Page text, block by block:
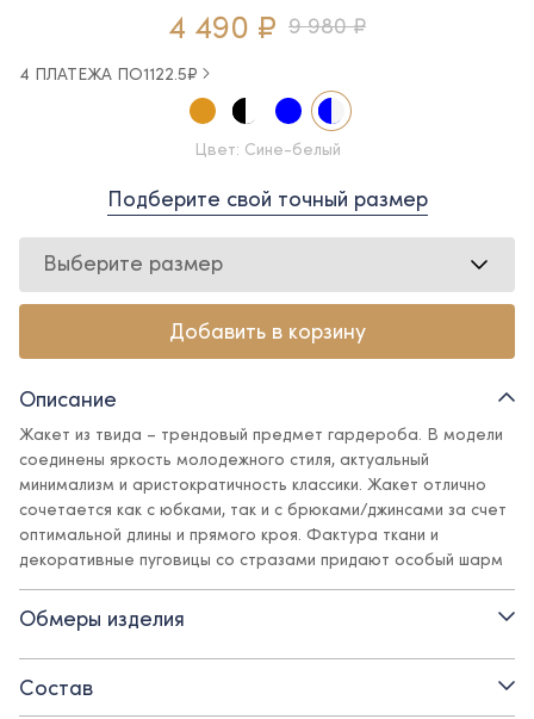
4 490 ₽ 9 980 ₽
4 ПЛАТЕЖА ПО1122.5₽
Цвет: Сине-белый
Подберите свой точный размер
Выберите размер
Добавить в корзину
Описание
Жакет из твида – трендовый предмет гардероба. В модели
соединены яркость молодежного стиля, актуальный
минимализм и аристократичность классики. Жакет отлично
сочетается как с юбками, так и с брюками/джинсами за счет
оптимальной длины и прямого кроя. Фактура ткани и
декоративные пуговицы со стразами придают особый шарм
и элегантность, а поливискозная подкладка обеспечит
комфорт.
Детали:
Обмеры изделия
Состав